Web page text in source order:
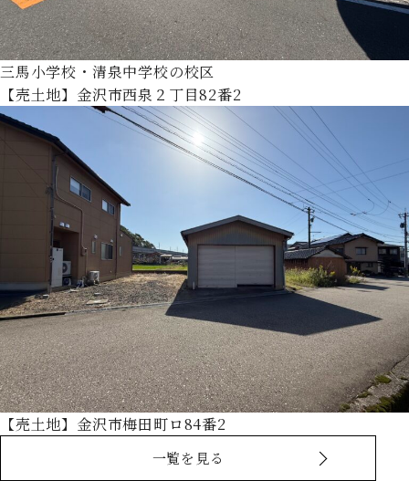
三馬小学校・清泉中学校の校区
【売土地】金沢市西泉２丁目82番2
【売土地】金沢市梅田町ロ84番2
一覧を見る